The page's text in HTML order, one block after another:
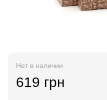
Нет в наличии
619 грн